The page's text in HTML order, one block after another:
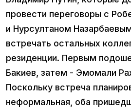
провести переговоры с
и Нурсултаном
встречать остальных
резиденции. Первым
Бакиев, затем - Эмомали
Поскольку встреча
неформальная, оба